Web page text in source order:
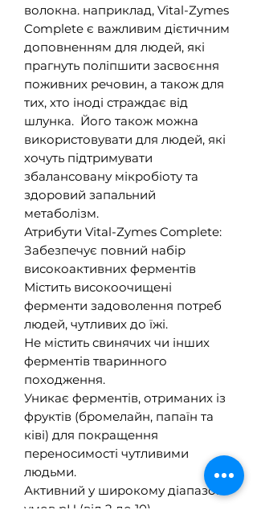
волокна. наприклад, Vital-Zymes
Complete є важливим дієтичним
доповненням для людей, які
прагнуть поліпшити засвоєння
поживних речовин, а також для
тих, хто іноді страждає від
шлунка. Його також можна
використовувати для людей, які
хочуть підтримувати
збалансовану мікробіоту та
здоровий запальний
метаболізм.
Атрибути Vital-Zymes Complete:
Забезпечує повний набір
високоактивних ферментів
Містить високоочищені
ферменти задоволення потреб
людей, чутливих до їжі.
Не містить свинячих чи інших
ферментів тваринного
походження.
Уникає ферментів, отриманих із
фруктів (бромелайн, папаїн та
ківі) для покращення
переносимості чутливими
людьми.
Активний у широкому діапазоні
умов pH (від 2 до 10),